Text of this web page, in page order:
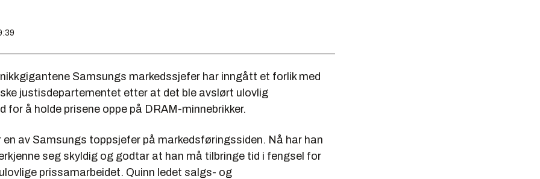
Samsungs markedssjefer har inngått et forlik med
justisdepartementet etter at det ble avslørt ulovlig
for å holde prisene oppe på DRAM-minnebrikker.
en av Samsungs toppsjefer på markedsføringssiden. Nå har han
seg skyldig og godtar at han må tilbringe tid i fengsel for
prissamarbeidet. Quinn ledet salgs- og